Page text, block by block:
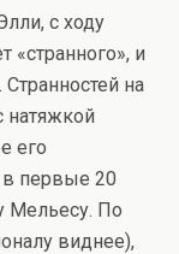
с ходу
«странного», и
на
натяжкой
его
в первые 20
Мельесу. По
виднее),